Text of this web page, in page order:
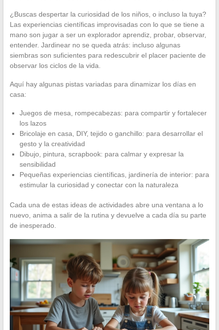
¿Buscas despertar la curiosidad de los niños, o incluso la tuya?
Las experiencias científicas improvisadas con lo que se tiene a
mano son jugar a ser un explorador aprendiz, probar, observar,
entender. Jardinear no se queda atrás: incluso algunas
siembras son suficientes para redescubrir el placer paciente de
observar los ciclos de la vida.
Aquí hay algunas pistas variadas para dinamizar los días en
casa:
Juegos de mesa, rompecabezas: para compartir y fortalecer
los lazos
Bricolaje en casa, DIY, tejido o ganchillo: para desarrollar el
gesto y la creatividad
Dibujo, pintura, scrapbook: para calmar y expresar la
sensibilidad
Pequeñas experiencias científicas, jardinería de interior: para
estimular la curiosidad y conectar con la naturaleza
Cada una de estas ideas de actividades abre una ventana a lo
nuevo, anima a salir de la rutina y devuelve a cada día su parte
de inesperado.